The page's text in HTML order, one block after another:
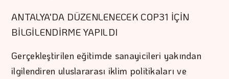
ANTALYA'DA DÜZENLENECEK COP31 İÇİN
BİLGİLENDİRME YAPILDI
Gerçekleştirilen eğitimde sanayicileri yakından
ilgilendiren uluslararası iklim politikaları ve